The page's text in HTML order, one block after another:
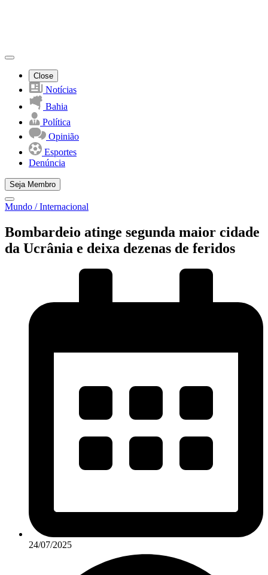
Close
Notícias
Bahia
Política
Opinião
Esportes
Denúncia
Seja Membro
Mundo / Internacional
Bombardeio atinge segunda maior cidade
da Ucrânia e deixa dezenas de feridos
24/07/2025